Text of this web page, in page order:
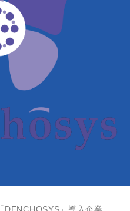
「DENCHOSYS」導入企業